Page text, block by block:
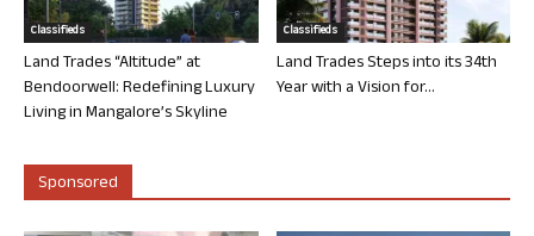
Classifieds
Land Trades “Altitude” at
Bendoorwell: Redefining Luxury
Living in Mangalore’s Skyline
Classifieds
Land Trades Steps into its 34th
Year with a Vision for...
Sponsored